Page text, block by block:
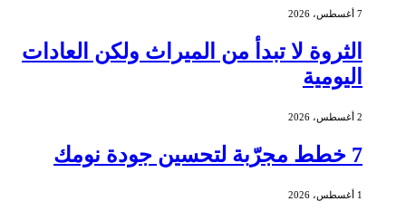
7 أغسطس، 2026
الثروة لا تبدأ من الميراث ولكن العادات
اليومية
2 أغسطس، 2026
7 خطط مجرّبة لتحسين جودة نومك
1 أغسطس، 2026